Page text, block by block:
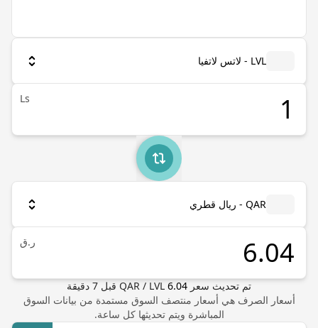
LVL - لاتس لاتفيا
Ls
QAR - ريال قطري
ر.ق
تم تحديث سعر QAR / LVL 6.04 قبل 7 دقيقة
أسعار الصرف هي أسعار منتصف السوق مستمدة من بيانات السوق
المباشرة ويتم تحديثها كل ساعة.